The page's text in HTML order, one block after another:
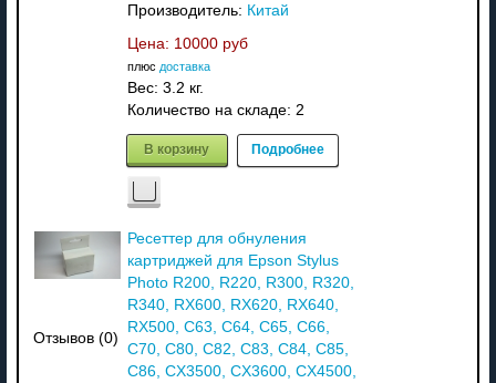
Производитель: Китай
Цена: 10000 руб
плюс доставка
Вес: 3.2 кг.
Количество на складе: 2
В корзину Подробнее
Отзывов (0)
Ресеттер для обнуления
картриджей для Epson Stylus
Photo R200, R220, R300, R320,
R340, RX600, RX620, RX640,
RX500, C63, C64, C65, C66,
C70, C80, C82, C83, C84, C85,
C86, CX3500, CX3600, CX4500,